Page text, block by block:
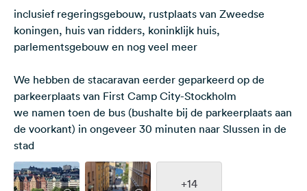
inclusief regeringsgebouw, rustplaats van Zweedse
koningen, huis van ridders, koninklijk huis,
parlementsgebouw en nog veel meer
We hebben de stacaravan eerder geparkeerd op de
parkeerplaats van First Camp City-Stockholm
we namen toen de bus (bushalte bij de parkeerplaats aan
de voorkant) in ongeveer 30 minuten naar Slussen in de
stad
+14